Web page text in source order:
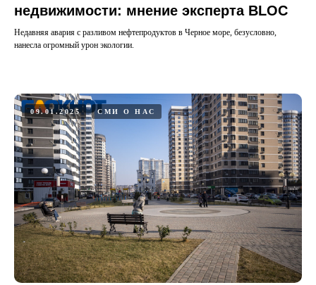
недвижимости: мнение эксперта BLOC
Недавняя авария с разливом нефтепродуктов в Черное море, безусловно,
нанесла огромный урон экологии.
09.01.2025 СМИ О НАС